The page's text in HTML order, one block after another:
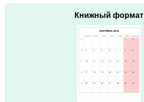
Книжный формат